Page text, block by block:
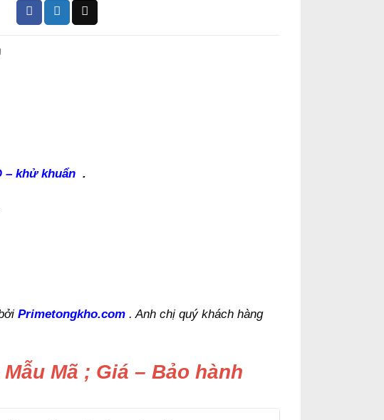
– khử khuẩn.
Primetongkho.com. Anh chị quý khách hàng
Mã ; Giá – Bảo hành